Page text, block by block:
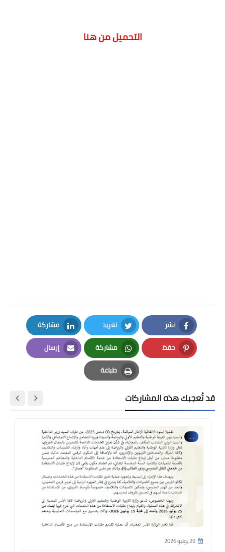
التحميل من هنا
نشر
Facebook
تغريد
Twitter
مشاركة
LinkedIn
حفظ
Pinterest
مشاركة
Whatsapp
إرسال
Email
طباعة
Print
قد تُعجبك هذه المشاركات
....
29 يونيو 2026